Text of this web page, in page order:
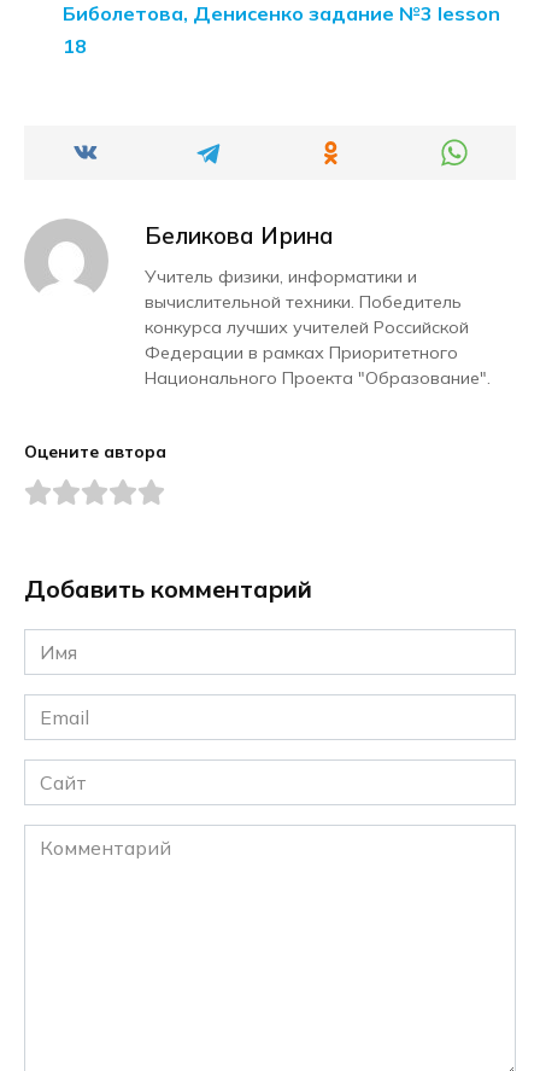
Биболетова, Денисенко задание №3 lesson
18
Беликова Ирина
Учитель физики, информатики и
вычислительной техники. Победитель
конкурса лучших учителей Российской
Федерации в рамках Приоритетного
Национального Проекта "Образование".
Оцените автора
Добавить комментарий
Имя
*
Email
*
Сайт
Комментарий